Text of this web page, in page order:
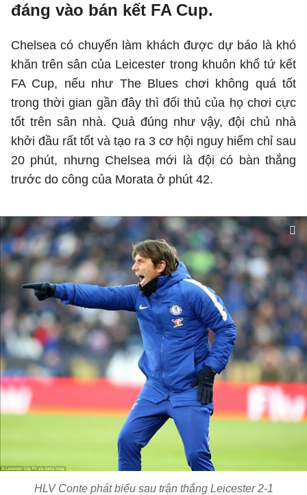
đáng vào bán kết FA Cup.
Chelsea có chuyến làm khách được dự báo là khó
khăn trên sân của Leicester trong khuôn khổ tứ kết
FA Cup, nếu như The Blues chơi không quá tốt
trong thời gian gần đây thì đối thủ của họ chơi cực
tốt trên sân nhà. Quả đúng như vậy, đội chủ nhà
khởi đầu rất tốt và tạo ra 3 cơ hội nguy hiểm chỉ sau
20 phút, nhưng Chelsea mới là đội có bàn thắng
trước do công của Morata ở phút 42.
HLV Conte phát biểu sau trận thắng Leicester 2-1